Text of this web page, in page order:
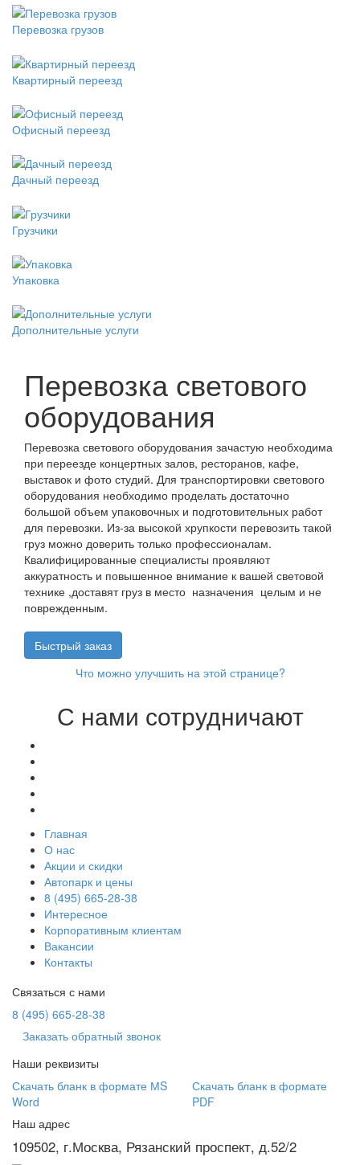
Перевозка грузов
Квартирный переезд
Офисный переезд
Дачный переезд
Грузчики
Упаковка
Дополнительные услуги
Перевозка светового
оборудования
Перевозка светового оборудования зачастую необходима
при переезде концертных залов, ресторанов, кафе,
выставок и фото студий. Для транспортировки светового
оборудования необходимо проделать достаточно
большой объем упаковочных и подготовительных работ
для перевозки. Из-за высокой хрупкости перевозить такой
груз можно доверить только профессионалам.
Квалифицированные специалисты проявляют
аккуратность и повышенное внимание к вашей световой
технике ,доставят груз в место назначения целым и не
поврежденным.
Быстрый заказ
Что можно улучшить на этой странице?
С нами сотрудничают
Главная
О нас
Акции и скидки
Автопарк и цены
8 (495) 665-28-38
Интересное
Корпоративным клиентам
Вакансии
Контакты
Связаться с нами
8 (495) 665-28-38
Заказать обратный звонок
Наши реквизиты
Скачать бланк в формате МS
Word
Скачать бланк в формате
PDF
Наш адрес
109502, г.Москва, Рязанский проспект, д.52/2